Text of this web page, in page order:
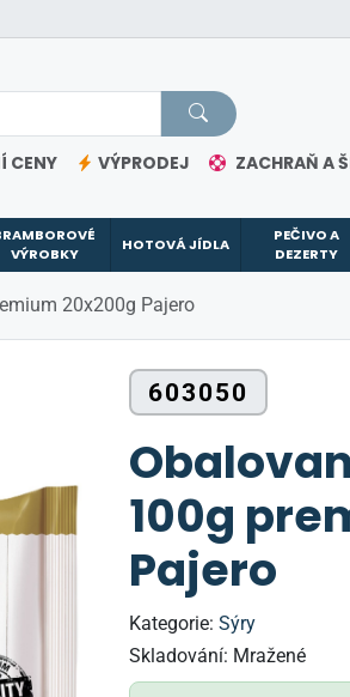
CENY VÝPRODEJ ZACHRAŇ A
VÝROBKY
HOTOVÁ JÍDLA
PEČIVO A
DEZERTY
20x200g Pajero
603050
100g
Pajero
Kategorie: Sýry
Skladování: Mražené